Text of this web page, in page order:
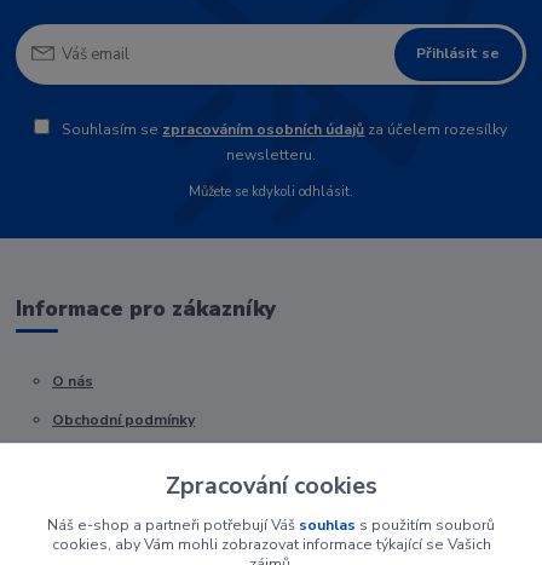
Přihlásit se
Souhlasím se zpracováním osobních údajů za účelem rozesílky
newsletteru.
Můžete se kdykoli odhlásit.
Informace pro zákazníky
O nás
Obchodní podmínky
Zpracování cookies
Náš e-shop a partneři potřebují Váš souhlas s použitím souborů
cookies, aby Vám mohli zobrazovat informace týkající se Vašich